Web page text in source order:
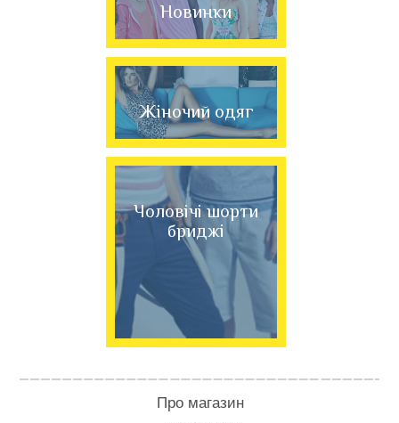
Новинки
Жіночий одяг
Чоловічі шорти
бриджі
Про магазин